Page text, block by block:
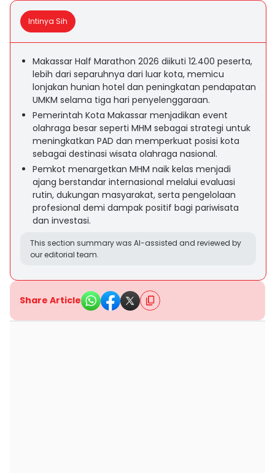
Intinya Sih
Makassar Half Marathon 2026 diikuti 12.400 peserta,
lebih dari separuhnya dari luar kota, memicu
lonjakan hunian hotel dan peningkatan pendapatan
UMKM selama tiga hari penyelenggaraan.
Pemerintah Kota Makassar menjadikan event
olahraga besar seperti MHM sebagai strategi untuk
meningkatkan PAD dan memperkuat posisi kota
sebagai destinasi wisata olahraga nasional.
Pemkot menargetkan MHM naik kelas menjadi
ajang berstandar internasional melalui evaluasi
rutin, dukungan masyarakat, serta pengelolaan
profesional demi dampak positif bagi pariwisata
dan investasi.
This section summary was AI-assisted and reviewed by
our editorial team.
Share Article